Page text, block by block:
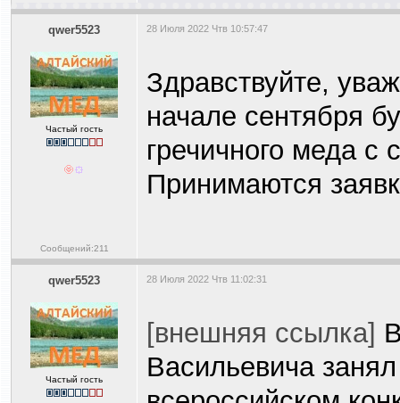
qwer5523
Частый гость
Сообщений:211
28 Июля 2022 Чтв 10:57:47
Здравствуйте,
начале сентября
гречичного меда
Принимаются
qwer5523
Частый гость
28 Июля 2022 Чтв 11:02:31
[внешняя ссылка]
Васильевича